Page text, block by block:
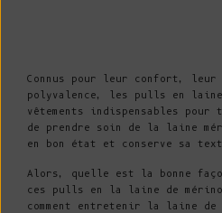
Connus pour leur confort,
polyvalence, les pulls en laine
vêtements indispensables
de prendre soin de la laine
en bon état et conserve sa
Alors, quelle est la bonne
ces pulls en la laine de
comment entretenir la laine de